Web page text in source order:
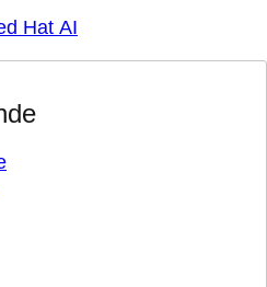
Hat AI